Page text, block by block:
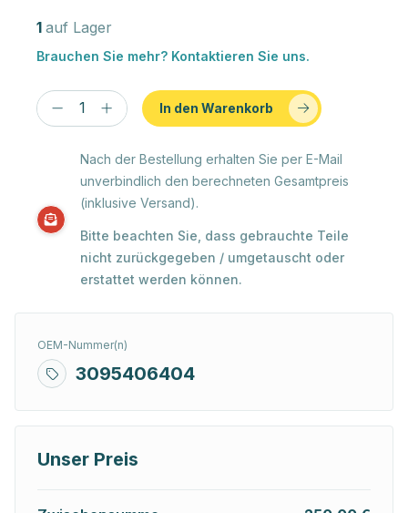
1 auf Lager
Brauchen Sie mehr? Kontaktieren Sie uns.
In den Warenkorb
Nach der Bestellung erhalten Sie per E-Mail
unverbindlich den berechneten Gesamtpreis
(inklusive Versand).
Bitte beachten Sie, dass gebrauchte Teile
nicht zurückgegeben / umgetauscht oder
erstattet werden können.
OEM-Nummer(n)
3095406404
Unser Preis